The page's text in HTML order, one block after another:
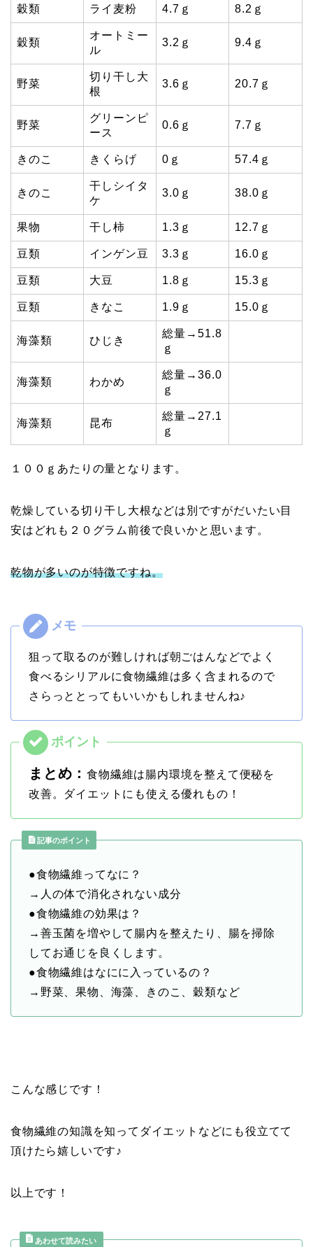
穀類 ライ麦粉 4.7ｇ 8.2ｇ
穀類
オートミー
ル
3.2ｇ 9.4ｇ
野菜
切り干し大
根
3.6ｇ 20.7ｇ
野菜
グリーンピ
ース
0.6ｇ 7.7ｇ
きのこ きくらげ 0ｇ 57.4ｇ
きのこ
干しシイタ
ケ
3.0ｇ 38.0ｇ
果物 干し柿 1.3ｇ 12.7ｇ
豆類 インゲン豆 3.3ｇ 16.0ｇ
豆類 大豆 1.8ｇ 15.3ｇ
豆類 きなこ 1.9ｇ 15.0ｇ
海藻類 ひじき
総量→51.8
ｇ
海藻類 わかめ
総量→36.0
ｇ
海藻類 昆布
総量→27.1
ｇ
１００ｇあたりの量となります。
乾燥している切り干し大根などは別ですがだいたい目
安はどれも２０グラム前後で良いかと思います。
乾物が多いのが特徴ですね。
狙って取るのが難しければ朝ごはんなどでよく
食べるシリアルに食物繊維は多く含まれるので
さらっととってもいいかもしれませんね♪
まとめ：食物繊維は腸内環境を整えて便秘を
改善。ダイエットにも使える優れもの！
記事のポイント
●食物繊維ってなに？
→人の体で消化されない成分
●食物繊維の効果は？
→善玉菌を増やして腸内を整えたり、腸を掃除
してお通じを良くします。
●食物繊維はなにに入っているの？
→野菜、果物、海藻、きのこ、穀類など
こんな感じです！
食物繊維の知識を知ってダイエットなどにも役立てて
頂けたら嬉しいです♪
以上です！